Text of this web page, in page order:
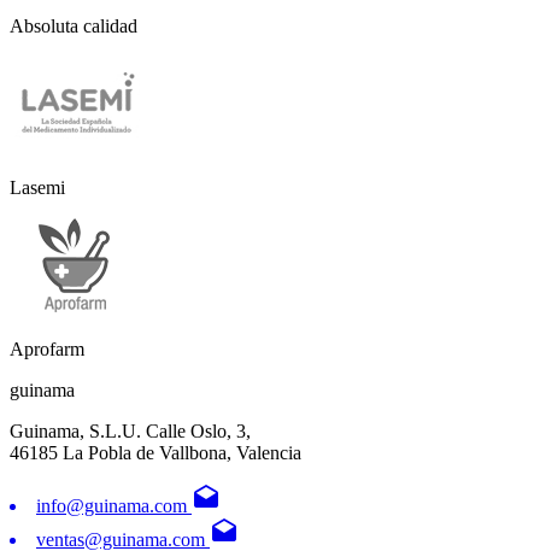
Absoluta calidad
Lasemi
Aprofarm
guinama
Guinama, S.L.U. Calle Oslo, 3,
46185 La Pobla de Vallbona, Valencia
info@guinama.com drafts
ventas@guinama.com drafts